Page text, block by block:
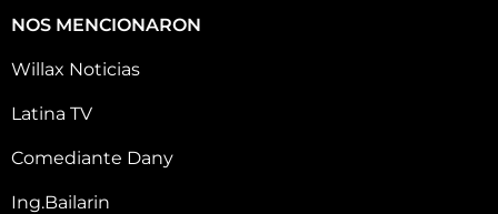
NOS MENCIONARON
Willax Noticias
Latina TV
Comediante Dany
Ing.Bailarin